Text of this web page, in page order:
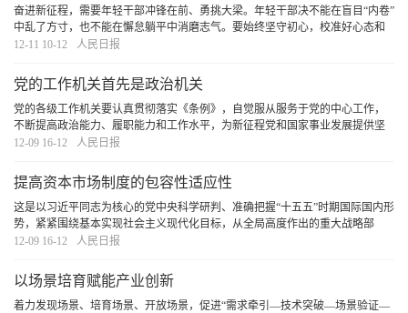
奋进新征程，需要年轻干部冲锋在前、勇挑大梁。年轻干部决不能在盲目“内卷”
中乱了方寸，也不能在懈怠躺平中消磨志气。要始终坚守初心，校准好心态和
节奏，在矢志不移的坚守中打磨专业能力，在经历风雨的实践中提升履职本
12-11 10-12 人民日报
党的工作机关首先是政治机关
党的各级工作机关要认真贯彻落实《条例》，自觉服从服务于党的中心工作，
不断提高政治能力、履职能力和工作水平，为新征程党和国家事业发展提供坚
强组织保障。[详细]
12-09 16-12 人民日报
提高资本市场制度的包容性适应性
这是以习近平同志为核心的党中央科学研判、准确把握“十五五”时期国际国内形
势，紧紧围绕基本实现社会主义现代化目标，从全局高度作出的重大战略部
署，为做好资本市场改革发展稳定各项工作指明了前进方向、提供了根本遵
12-09 16-12 人民日报
以场景培育赋能产业创新
着力发现场景、培育场景、开放场景，促进“需求牵引—技术突破—场景验证—